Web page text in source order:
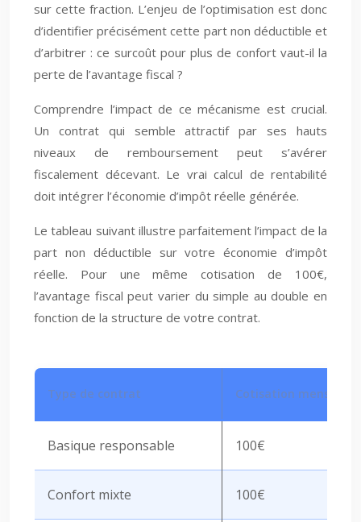
sur cette fraction. L’enjeu de l’optimisation est donc
d’identifier précisément cette part non déductible et
d’arbitrer : ce surcoût pour plus de confort vaut-il la
perte de l’avantage fiscal ?
Comprendre l’impact de ce mécanisme est crucial.
Un contrat qui semble attractif par ses hauts
niveaux de remboursement peut s’avérer
fiscalement décevant. Le vrai calcul de rentabilité
doit intégrer l’économie d’impôt réelle générée.
Le tableau suivant illustre parfaitement l’impact de la
part non déductible sur votre économie d’impôt
réelle. Pour une même cotisation de 100€,
l’avantage fiscal peut varier du simple au double en
fonction de la structure de votre contrat.
Type de contrat Cotisation mensuelle
Basique responsable 100€
Confort mixte 100€